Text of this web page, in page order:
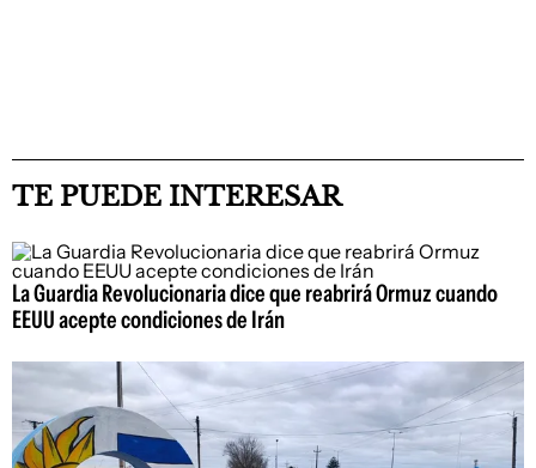
TE PUEDE INTERESAR
La Guardia Revolucionaria dice que reabrirá Ormuz cuando
EEUU acepte condiciones de Irán